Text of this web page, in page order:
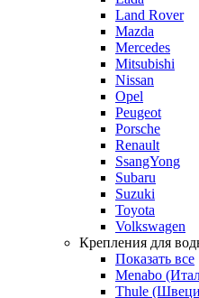
Land Rover
Mazda
Mercedes
Mitsubishi
Nissan
Opel
Peugeot
Porsche
Renault
SsangYong
Subaru
Suzuki
Toyota
Volkswagen
Крепления для
Показать все
Menabo
Thule